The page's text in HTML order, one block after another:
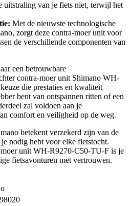
uitstraling van je fiets niet, terwijl het
Met de nieuwste technologische
zorgt deze contra-moer unit voor
de verschillende componenten van
een betrouwbare
contra-moer unit Shimano WH-
die prestaties en kwaliteit
bent van ontspannen ritten of een
zal voldoen aan je
comfort en veiligheid op de weg.
betekent verzekerd zijn van de
nodig hebt voor elke fietstocht.
unit WH-R9270-C50-TU-F is je
fietsavonturen met vertrouwen.